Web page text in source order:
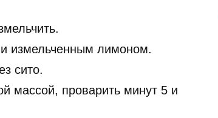
измельченным лимоном.
сито.
массой, проварить минут 5 и